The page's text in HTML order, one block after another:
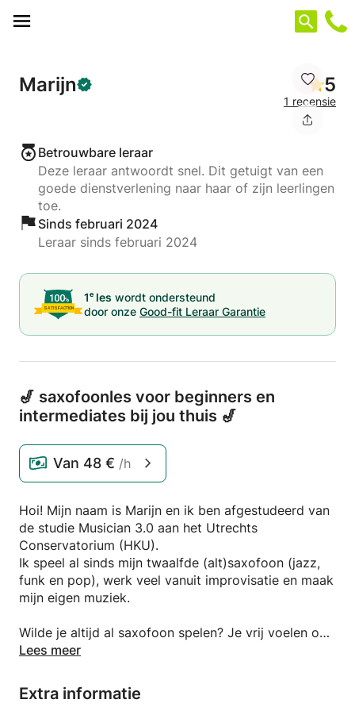
Marijn 5
1 recensie
Betrouwbare leraar
Deze leraar antwoordt snel. Dit getuigt van een
goede dienstverlening naar haar of zijn leerlingen
toe.
Sinds februari 2024
Leraar sinds februari 2024
1e les wordt ondersteund
door onze Good-fit Leraar Garantie
🎷 saxofoonles voor beginners en
intermediates bij jou thuis 🎷
Van 48 € /h
Hoi! Mijn naam is Marijn en ik ben afgestudeerd van
de studie Musician 3.0 aan het Utrechts
Conservatorium (HKU).
Ik speel al sinds mijn twaalfde (alt)saxofoon (jazz,
funk en pop), werk veel vanuit improvisatie en maak
mijn eigen muziek.
Wilde je altijd al saxofoon spelen? Je vrij voelen op
een instrument? Wat ik ervaarde toen ik les had is
was: Doe ik het wel goed? Wat vind mijn docent
ervan? Daarom wil ik in mijn lessen een basis bieden
Lees meer
Extra informatie